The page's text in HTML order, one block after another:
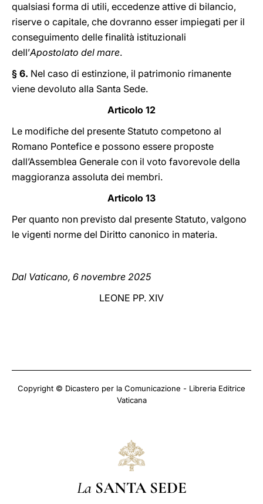
qualsiasi forma di utili, eccedenze attive di bilancio,
riserve o capitale, che dovranno esser impiegati per il
conseguimento delle finalità istituzionali
dell’Apostolato del mare.
§ 6. Nel caso di estinzione, il patrimonio rimanente
viene devoluto alla Santa Sede.
Articolo 12
Le modifiche del presente Statuto competono al
Romano Pontefice e possono essere proposte
dall’Assemblea Generale con il voto favorevole della
maggioranza assoluta dei membri.
Articolo 13
Per quanto non previsto dal presente Statuto, valgono
le vigenti norme del Diritto canonico in materia.
Dal Vaticano, 6 novembre 2025
LEONE PP. XIV
Copyright © Dicastero per la Comunicazione - Libreria Editrice
Vaticana
La SANTA SEDE